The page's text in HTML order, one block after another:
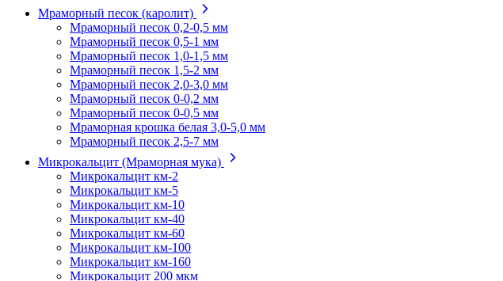
Мраморный песок (каролит)
Мраморный песок 0,2-0,5 мм
Мраморный песок 0,5-1 мм
Мраморный песок 1,0-1,5 мм
Мраморный песок 1,5-2 мм
Мраморный песок 2,0-3,0 мм
Мраморный песок 0-0,2 мм
Мраморный песок 0-0,5 мм
Мраморная крошка белая 3,0-5,0 мм
Мраморный песок 2,5-7 мм
Микрокальцит (Мраморная мука)
Микрокальцит км-2
Микрокальцит км-5
Микрокальцит км-10
Микрокальцит км-40
Микрокальцит км-60
Микрокальцит км-100
Микрокальцит км-160
Микрокальцит 200 мкм